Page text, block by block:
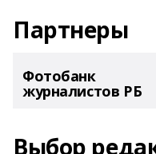
Партнеры
Фотобанк
журналистов РБ
Выбор